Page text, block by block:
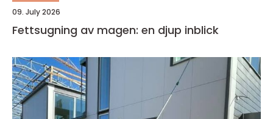
09. July 2026
Fettsugning av magen: en djup inblick